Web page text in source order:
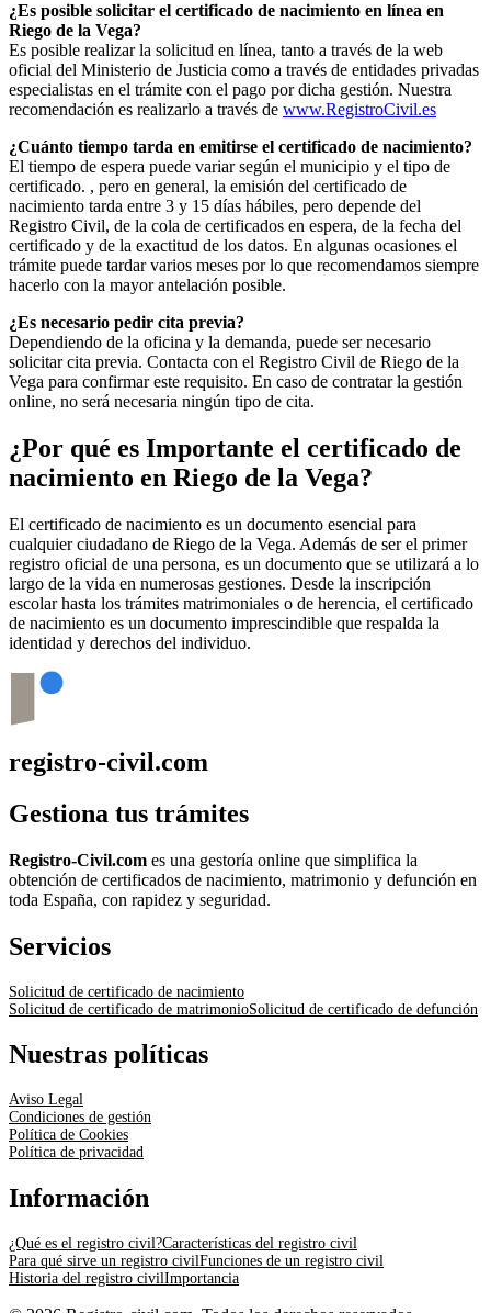
¿Es posible solicitar el certificado de nacimiento en línea en
Riego de la Vega?
Es posible realizar la solicitud en línea, tanto a través de la web
oficial del Ministerio de Justicia como a través de entidades privadas
especialistas en el trámite con el pago por dicha gestión. Nuestra
recomendación es realizarlo a través de www.RegistroCivil.es
¿Cuánto tiempo tarda en emitirse el certificado de nacimiento?
El tiempo de espera puede variar según el municipio y el tipo de
certificado. , pero en general, la emisión del certificado de
nacimiento tarda entre 3 y 15 días hábiles, pero depende del
Registro Civil, de la cola de certificados en espera, de la fecha del
certificado y de la exactitud de los datos. En algunas ocasiones el
trámite puede tardar varios meses por lo que recomendamos siempre
hacerlo con la mayor antelación posible.
¿Es necesario pedir cita previa?
Dependiendo de la oficina y la demanda, puede ser necesario
solicitar cita previa. Contacta con el Registro Civil de Riego de la
Vega para confirmar este requisito. En caso de contratar la gestión
online, no será necesaria ningún tipo de cita.
¿Por qué es Importante el certificado de
nacimiento en Riego de la Vega?
El certificado de nacimiento es un documento esencial para
cualquier ciudadano de Riego de la Vega. Además de ser el primer
registro oficial de una persona, es un documento que se utilizará a lo
largo de la vida en numerosas gestiones. Desde la inscripción
escolar hasta los trámites matrimoniales o de herencia, el certificado
de nacimiento es un documento imprescindible que respalda la
identidad y derechos del individuo.
registro-civil.com
Gestiona tus trámites
Registro-Civil.com es una gestoría online que simplifica la
obtención de certificados de nacimiento, matrimonio y defunción en
toda España, con rapidez y seguridad.
Servicios
Solicitud de certificado de nacimiento
Solicitud de certificado de matrimonioSolicitud de certificado de defunción
Nuestras políticas
Aviso Legal
Condiciones de gestión
Política de Cookies
Política de privacidad
Información
¿Qué es el registro civil?Características del registro civil
Para qué sirve un registro civilFunciones de un registro civil
Historia del registro civilImportancia